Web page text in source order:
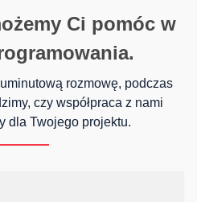
Ci pomóc w
rozmowę, podczas
czy współpraca z nami
dla Twojego projektu.